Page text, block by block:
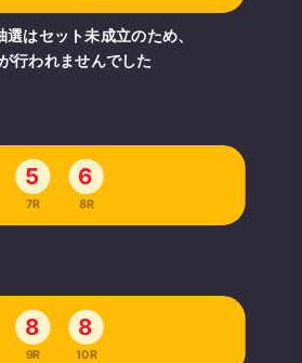
はセット未成立のため、
行われませんでした
5
7R
6
8R
8
9R
8
10R